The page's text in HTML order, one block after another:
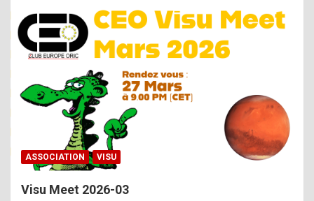
i
n
e
R
o
ASSOCIATION VISU
Visu Meet 2026-03